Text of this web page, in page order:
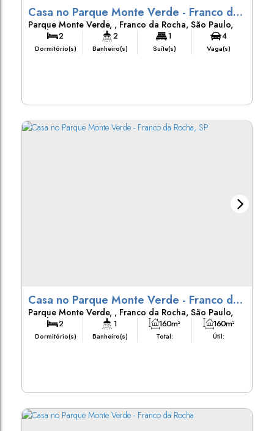
Casa no Parque Monte Verde - Franco da
Rocha
Parque Monte Verde , Franco da Rocha, São Paulo,
Brasil 2
Dormitório(s)
2
Banheiro(s)
1
Suíte(s)
4
Vaga(s)
Casa no Parque Monte Verde - Franco da
Rocha, SP
Parque Monte Verde , Franco da Rocha, São Paulo,
Brasil 2
Dormitório(s)
1
Banheiro(s) Total:
160m²
Útil:
160m²